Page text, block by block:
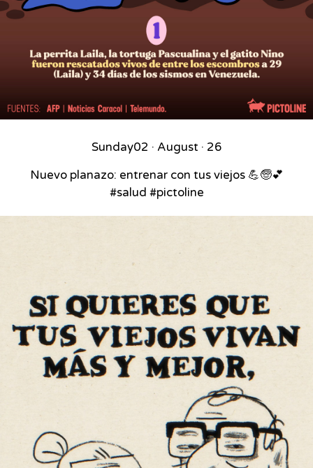
Sunday02 · August · 26
Nuevo planazo: entrenar con tus viejos 💪🧓💕
#salud #pictoline